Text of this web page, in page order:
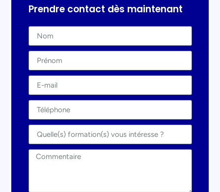
Prendre contact dès maintenant